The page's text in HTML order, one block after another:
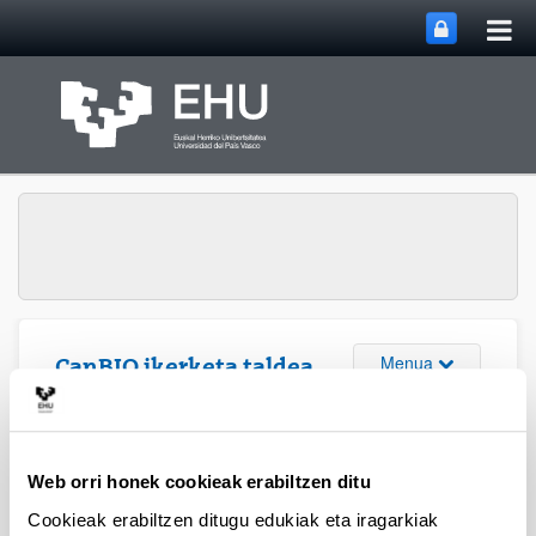
Web orri honek cookieak erabiltzen ditu
Cookieak erabiltzen ditugu edukiak eta iragarkiak
CanBIO ikerketa taldea Menua